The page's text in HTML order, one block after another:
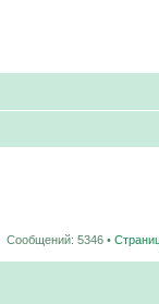
Сообщений: 5346 •